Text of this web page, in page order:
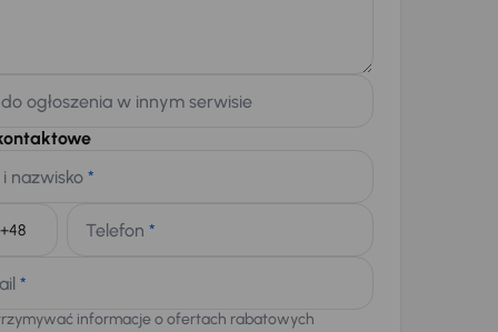
ogłoszenia w innym serwisie
nazwisko *
Telefon *
*
informacje o ofertach rabatowych